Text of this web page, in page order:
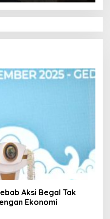
Aksi Begal Tak
Ekonomi